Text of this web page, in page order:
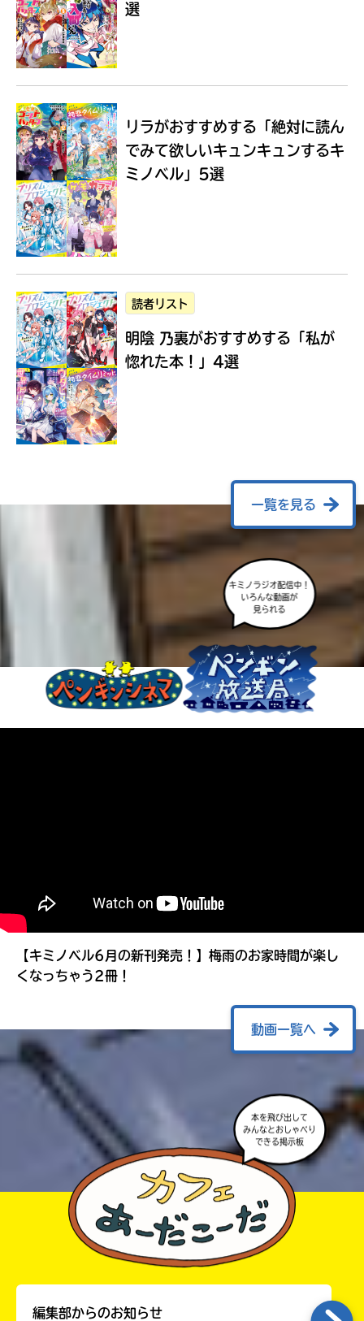
Loading...
選
リラがおすすめする 「絶対に読ん
でみて欲しいキュンキュンするキ
ミノベル」5選
読者リスト
明陰 乃裏がおすすめする 「私が
惚れた本！」4選
一覧を見る
キミノラジオ配信中！
いろんな動画が
見られる
【キミノベル6月の新刊発売！】梅雨のお家時間が楽し
くなっちゃう2冊！
動画一覧へ
本を飛び出して
みんなとおしゃべり
できる掲示板
編集部からのお知らせ
に
エ
も
度
み
て
ね
る